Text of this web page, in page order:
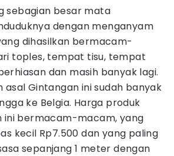
sebagian besar mata
dengan menganyam
dihasilkan bermacam-
toples, tempat tisu, tempat
dan masih banyak lagi.
asal Gintangan ini sudah banyak
ke Belgia. Harga produk
ini bermacam-macam, yang
kecil Rp7.500 dan yang paling
sepanjang 1 meter dengan